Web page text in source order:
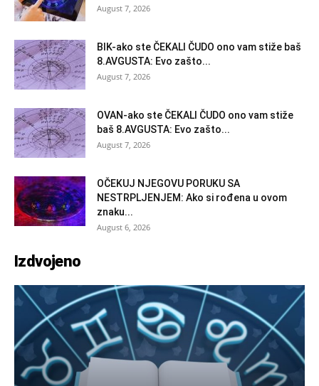
August 7, 2026
BIK-ako ste ČEKALI ČUDO ono vam stiže baš
8.AVGUSTA: Evo zašto...
August 7, 2026
OVAN-ako ste ČEKALI ČUDO ono vam stiže
baš 8.AVGUSTA: Evo zašto...
August 7, 2026
OČEKUJ NJEGOVU PORUKU SA
NESTRPLJENJEM: Ako si rođena u ovom
znaku...
August 6, 2026
Izdvojeno